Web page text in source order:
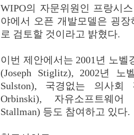
WIPO의 자문위원인 프랑시
야에서 오픈 개발모델은 굉
로 검토할 것이라고 밝혔다.
이번 제안에서는 2001년 노
(Joseph Stiglitz), 2002년 노
Sulston), 국경없는 의사회
Orbinski), 자유소프트웨
Stallman) 등도 참여하고 있다.